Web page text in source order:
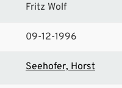
Fritz Wolf
09-12-1996
Seehofer, Horst